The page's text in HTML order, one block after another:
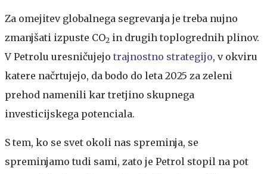
Za omejitev globalnega segrevanja je treba nujno
zmanjšati izpuste CO2 in drugih toplogrednih plinov.
V Petrolu uresničujejo trajnostno strategijo, v okviru
katere načrtujejo, da bodo do leta 2025 za zeleni
prehod namenili kar tretjino skupnega
investicijskega potenciala.
S tem, ko se svet okoli nas spreminja, se
spreminjamo tudi sami, zato je Petrol stopil na pot